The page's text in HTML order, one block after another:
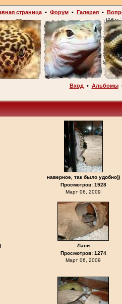
страница• Форум• Галерея•
Вход • Альбомы
наверное, так было удобно))
Просмотров: 1928
Март 06, 2009
Лани
Просмотров: 1274
Март 06, 2009